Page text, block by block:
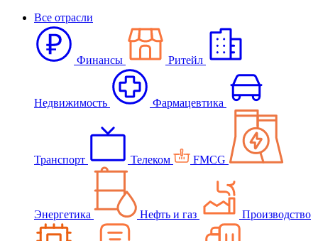
Все отрасли
Финансы Ритейл
Недвижимость Фармацевтика
Транспорт Телеком FMCG
Энергетика Нефть и газ Производство